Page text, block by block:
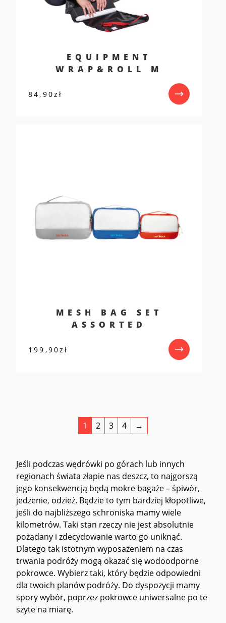
EQUIPMENT
WRAP&ROLL M
84,90zł
MESH BAG SET
ASSORTED
199,90zł
1 2 3 4 →
Jeśli podczas wędrówki po górach lub innych
regionach świata złapie nas deszcz, to najgorszą
jego konsekwencją będą mokre bagaże – śpiwór,
jedzenie, odzież. Będzie to tym bardziej kłopotliwe,
jeśli do najbliższego schroniska mamy wiele
kilometrów. Taki stan rzeczy nie jest absolutnie
pożądany i zdecydowanie warto go uniknąć.
Dlatego tak istotnym wyposażeniem na czas
trwania podróży mogą okazać się wodoodporne
pokrowce. Wybierz taki, który będzie odpowiedni
dla twoich planów podróży. Do dyspozycji mamy
spory wybór, poprzez pokrowce uniwersalne po te
szyte na miarę.